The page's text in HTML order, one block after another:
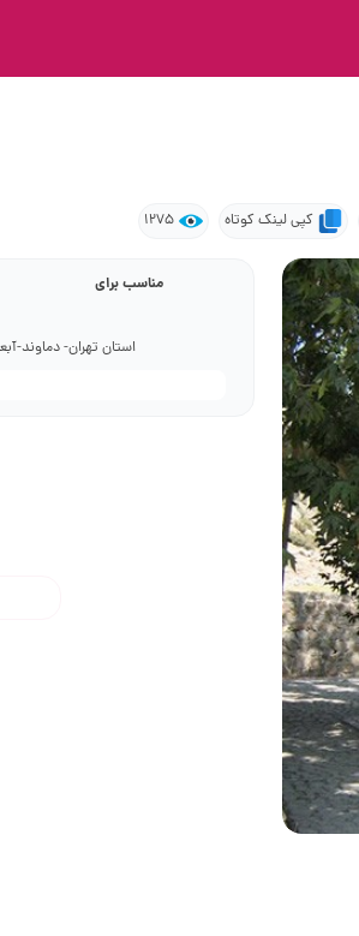
کپی لینک کوتاه 1275
مناسب برای
استان تهران- دماوند-آبعلی- رودهن-